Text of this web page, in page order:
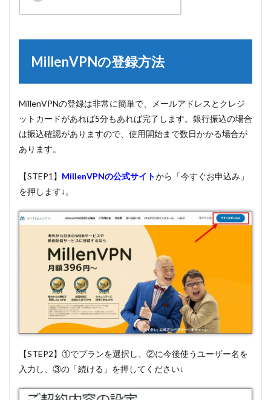
MillenVPNの登録方法
MillenVPNの登録は非常に簡単で、メールアドレスとクレジ
ットカードがあれば5分もあれば完了します。銀行振込の場合
は振込確認がありますので、使用開始まで数日かかる場合が
あります。
【STEP1】 MillenVPNの公式サイトから「今すぐお申込み」
を押します↓。
【STEP2】①でプランを選択し、②に今後使うユーザー名を
入力し、③の「続ける」を押してください↓